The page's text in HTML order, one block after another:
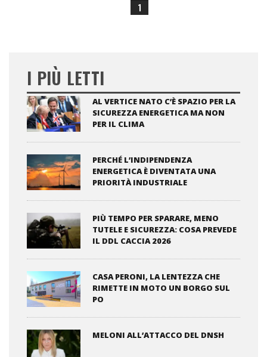
1
I PIÙ LETTI
AL VERTICE NATO C’È SPAZIO PER LA
SICUREZZA ENERGETICA MA NON
PER IL CLIMA
PERCHÉ L’INDIPENDENZA
ENERGETICA È DIVENTATA UNA
PRIORITÀ INDUSTRIALE
PIÙ TEMPO PER SPARARE, MENO
TUTELE E SICUREZZA: COSA PREVEDE
IL DDL CACCIA 2026
CASA PERONI, LA LENTEZZA CHE
RIMETTE IN MOTO UN BORGO SUL
PO
MELONI ALL’ATTACCO DEL DNSH